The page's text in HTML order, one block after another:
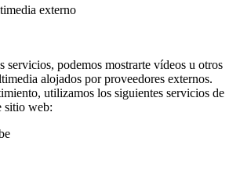
externo
servicios, podemos mostrarte vídeos u otros
alojados por proveedores externos.
utilizamos los siguientes servicios de
sitio web: